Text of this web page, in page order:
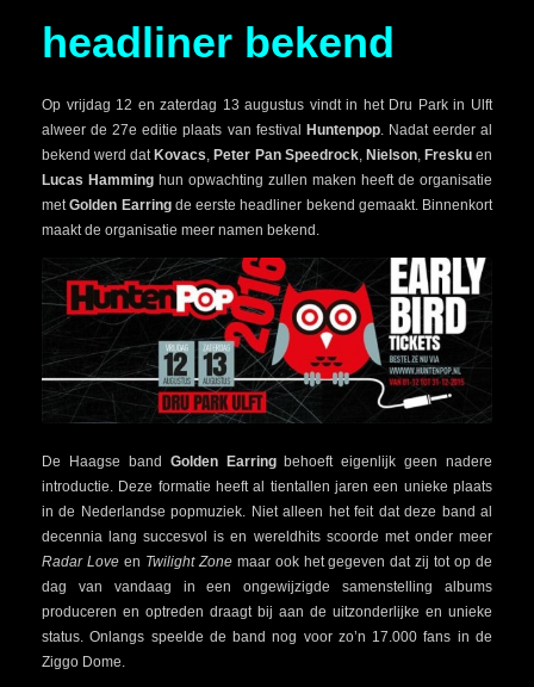
headliner bekend
Op vrijdag 12 en zaterdag 13 augustus vindt in het Dru Park in Ulft
alweer de 27e editie plaats van festival Huntenpop. Nadat eerder al
bekend werd datKovacs ,Peter Pan Speedrock, Nielson, Freskuen
Lucas Hamming hun opwachting zullen maken heeft de organisatie
metGolden Earringde eerste headliner bekend gemaakt. Binnenkort
maakt de organisatie meer namen bekend.
De Haagse band Golden Earringbehoeft eigenlijk geen nadere
introductie. Deze formatie heeft al tientallen jaren een unieke plaats
in de Nederlandse popmuziek. Niet alleen het feit dat deze band al
decennia lang succesvol is en wereldhits scoorde met onder meer
Radar Loveen Twilight Zonemaar ook het gegeven dat zij tot op de
dag van vandaag in een ongewijzigde samenstelling albums
produceren en optreden draagt bij aan de uitzonderlijke en unieke
status. Onlangs speelde de band nog voor zo’n 17.000 fans in de
Ziggo Dome.